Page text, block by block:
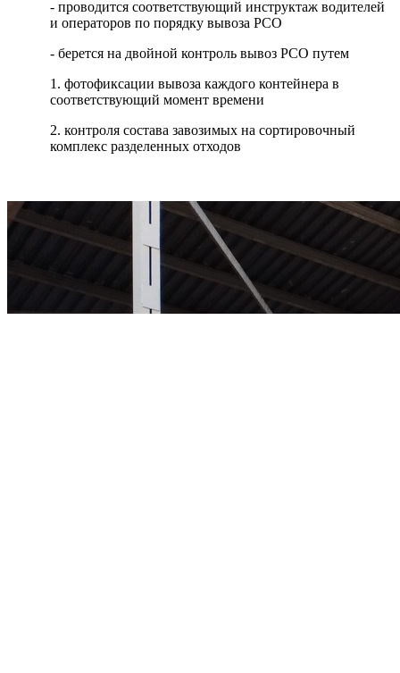
- проводится соответствующий инструктаж водителей
и операторов по порядку вывоза РСО
- берется на двойной контроль вывоз РСО путем
1. фотофиксации вывоза каждого контейнера в
соответствующий момент времени
2. контроля состава завозимых на сортировочный
комплекс разделенных отходов